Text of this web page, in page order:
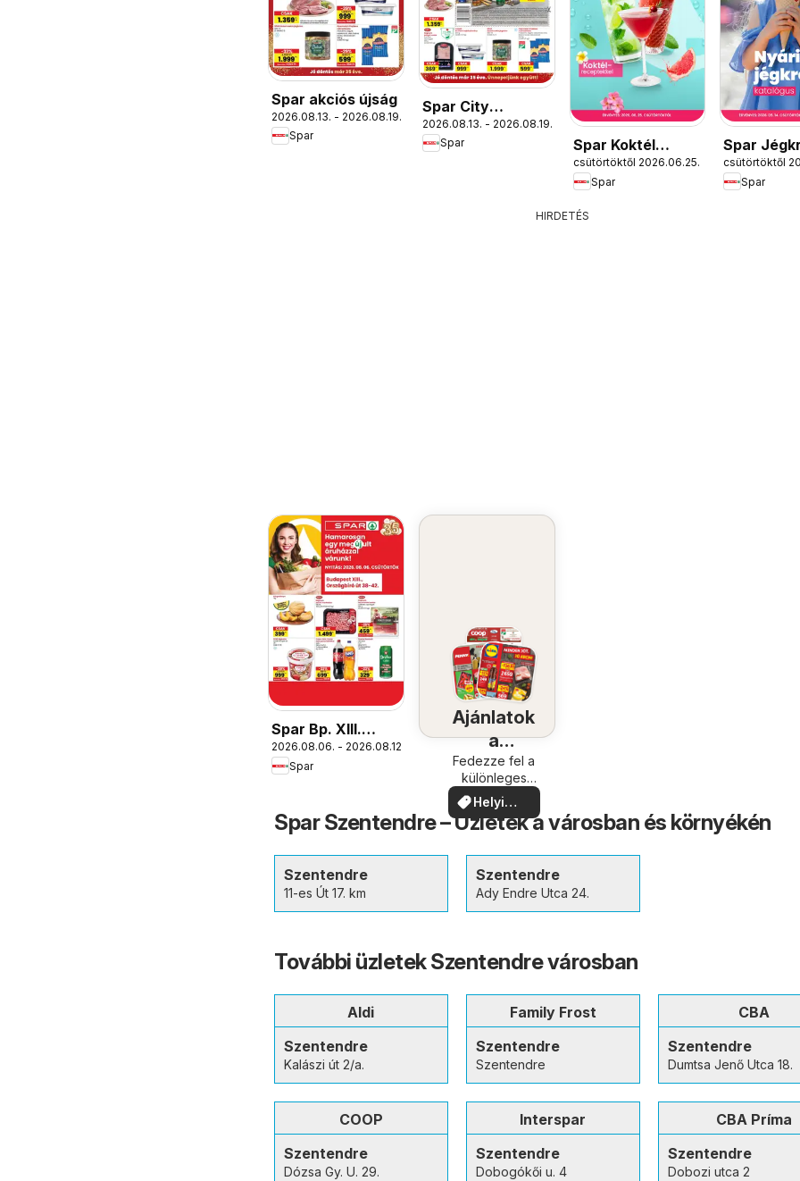
Spar akciós újság
2026.08.13. - 2026.08.19.
Spar
Spar City
szórólap
2026.08.13. - 2026.08.19.
Spar
Spar Koktél
katalógus
csütörtöktől 2026.06.25.
Spar
Spar
katalógus
csütörtöktől
Spar
HIRDETÉS
Spar Bp. XIII.
Országbíró út
üzlet újranyitás
2026.08.06. - 2026.08.12.
Spar
Ajánlatok
a
közelében
Fedezze fel a
különleges
ajánlatokat
Helyi
ajánlatok
Spar Szentendre – Üzletek a városban és környékén
Szentendre
11-es Út 17. km
Szentendre
Ady Endre Utca 24.
További üzletek Szentendre városban
Aldi
Szentendre
Kalászi út 2/a.
Family Frost
Szentendre
Szentendre
CBA
Szentendre
Dumtsa Jenő Utca 18.
COOP
Szentendre
Dózsa Gy. U. 29.
Interspar
Szentendre
Dobogókői u. 4
CBA Príma
Szentendre
Dobozi utca 2